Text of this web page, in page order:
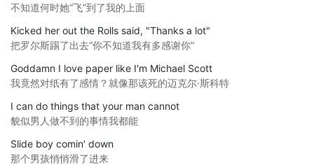
不知道何时她“飞”到了我的上面
Kicked her out the Rolls said, "Thanks a lot"
把罗尔斯踢了出去“你不知道我有多感谢你”
Goddamn I love paper like I'm Michael Scott
我竟然对纸有了感情？就像那该死的迈克尔·斯科特
I can do things that your man cannot
貌似男人做不到的事情我都能
Slide boy comin' down
那个男孩悄悄滑了进来